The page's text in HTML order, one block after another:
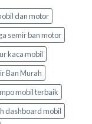
dan motor
semir ban motor
kaca mobil
Ban Murah
mobil terbaik
dashboard mobil